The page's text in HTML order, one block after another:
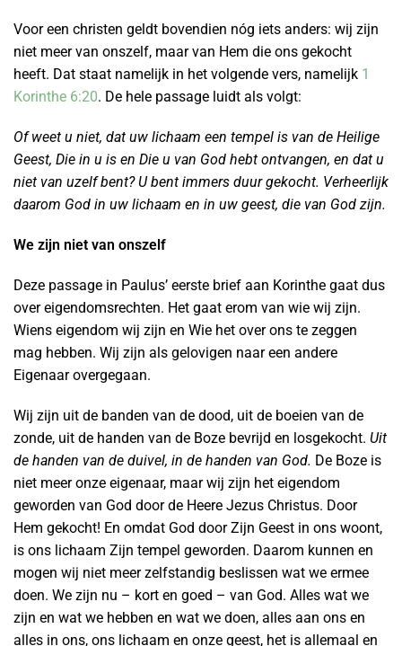
Voor een christen geldt bovendien nóg iets anders: wij zijn
niet meer van onszelf, maar van Hem die ons gekocht
heeft. Dat staat namelijk in het volgende vers, namelijk 1
Korinthe 6:20. De hele passage luidt als volgt:
Of weet u niet, dat uw lichaam een tempel is van de Heilige
Geest, Die in u is en Die u van God hebt ontvangen, en dat u
niet van uzelf bent? U bent immers duur gekocht. Verheerlijk
daarom God in uw lichaam en in uw geest, die van God zijn.
We zijn niet van onszelf
Deze passage in Paulus’ eerste brief aan Korinthe gaat dus
over eigendomsrechten. Het gaat erom van wie wij zijn.
Wiens eigendom wij zijn en Wie het over ons te zeggen
mag hebben. Wij zijn als gelovigen naar een andere
Eigenaar overgegaan.
Wij zijn uit de banden van de dood, uit de boeien van de
zonde, uit de handen van de Boze bevrijd en losgekocht. Uit
de handen van de duivel, in de handen van God. De Boze is
niet meer onze eigenaar, maar wij zijn het eigendom
geworden van God door de Heere Jezus Christus. Door
Hem gekocht! En omdat God door Zijn Geest in ons woont,
is ons lichaam Zijn tempel geworden. Daarom kunnen en
mogen wij niet meer zelfstandig beslissen wat we ermee
doen. We zijn nu – kort en goed – van God. Alles wat we
zijn en wat we hebben en wat we doen, alles aan ons en
alles in ons, ons lichaam en onze geest, het is allemaal en